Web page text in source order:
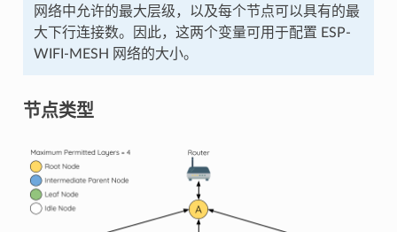
网络中允许的最大层级，以及每个节点可以具有的最
大下行连接数。因此，这两个变量可用于配置 ESP-
WIFI-MESH 网络的大小。
节点类型